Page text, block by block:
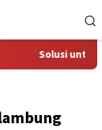
Solusi untuk